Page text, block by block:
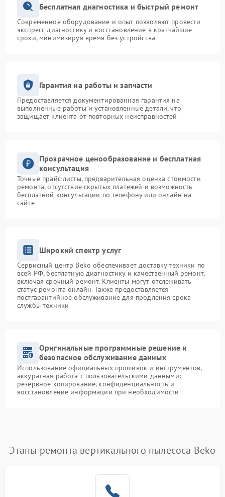
Бесплатная диагностика и быстрый ремонт
Современное оборудование и опыт позволяют провести
экспресс-диагностику и восстановление в кратчайшие
сроки, минимизируя время без устройства
Гарантия на работы и запчасти
Предоставляется документированная гарантия на
выполненные работы и установленные детали, что
защищает клиента от повторных неисправностей
Прозрачное ценообразование и бесплатная
консультация
Точные прайс-листы, предварительная оценка стоимости
ремонта, отсутствие скрытых платежей и возможность
бесплатной консультации по телефону или онлайн на
сайте
Широкий спектр услуг
Сервисный центр Beko обеспечивает доставку техники по
всей РФ, бесплатную диагностику и качественный ремонт,
включая срочный ремонт. Клиенты могут отслеживать
статус ремонта онлайн. Также предоставляется
постгарантийное обслуживание для продления срока
службы техники
Оригинальные программные решение и
безопасное обслуживание данных
Использование официальных прошивок и инструментов,
аккуратная работа с пользовательскими данными:
резервное копирование, конфиденциальность и
восстановление информации при необходимости
Этапы ремонта вертикального пылесоса Beko